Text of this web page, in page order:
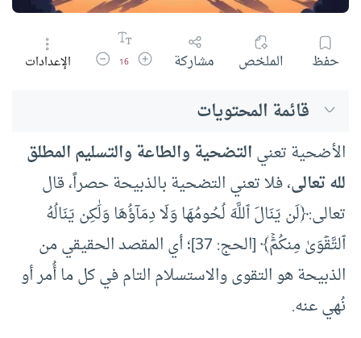
حفظ الملخص مشاركة زيادة حجم الخط
16 تقليل حجم الخط
الإعدادات
قائمة المحتويات
الأضحية تعنيالتضحية والطاعة والتسليم المطلق
لله تعالى، فلا تعني التضحية بالذبيحة حصراً، قال
تعالى:﴿لَن يَنَالَ ٱللَّهَ لُحُومُهَا وَلَا دِمَآؤُهَا وَلَٰكِن يَنَالُهُ
ٱلتَّقۡوَىٰ مِنكُمۡۚ﴾ [الحج: 37]؛ أي المقصد الحقيقي من
الذبيحة هو التقوى والاستسلام التام في كل ما أُمر أو
نُهي عنه.